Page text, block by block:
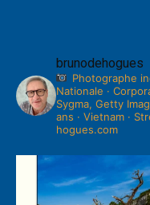
brunodehogues
Photographe
Nationale ·
Sygma, Getty
ans · Vietnam ·
hogues.com